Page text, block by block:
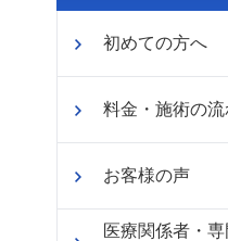
初めての方へ
料金・施術の流
お客様の声
医療関係者・